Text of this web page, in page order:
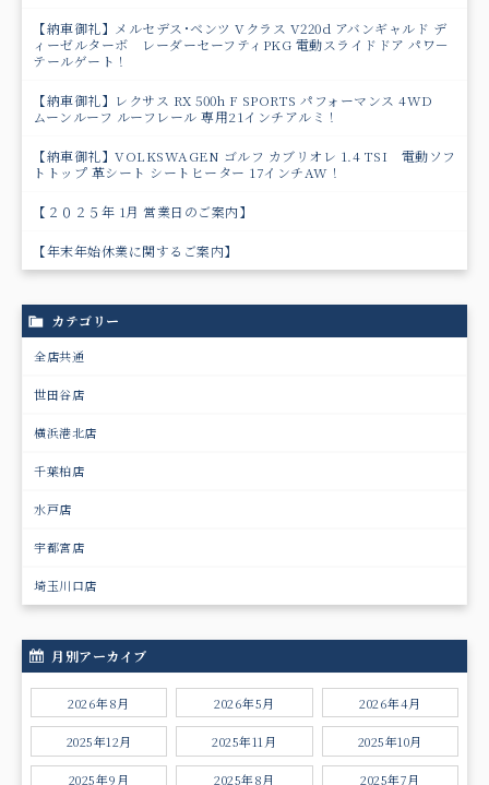
【納車御礼】メルセデス･ベンツ Vクラス V220d アバンギャルド デ
ィーゼルターボ レーダーセーフティPKG 電動スライドドア パワ－
テールゲート！
【納車御礼】レクサス RX 500h F SPORTS パフォーマンス 4WD
ムーンルーフ ルーフレール 専用21インチアルミ！
【納車御礼】VOLKSWAGEN ゴルフ カブリオレ 1.4 TSI 電動ソフ
トトップ 革シート シートヒーター 17インチAW！
【２０２５年 1月 営業日のご案内】
【年末年始休業に関するご案内】
カテゴリー
全店共通
世田谷店
横浜港北店
千葉柏店
水戸店
宇都宮店
埼玉川口店
月別アーカイブ
2026年8月 2026年5月 2026年4月
2025年12月 2025年11月 2025年10月
2025年9月 2025年8月 2025年7月